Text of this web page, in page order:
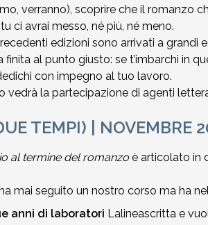
verranno), scoprire che il romanzo
ci avrai messo, né più, né meno.
edizioni sono arrivati a grandi
finita al punto giusto: se t’imbarchi in
con impegno al tuo lavoro.
vedrà la partecipazione di agenti
TEMPI) | NOVEMBRE
al termine del romanzo è articolato in
mai seguito un nostro corso ma ha
anni di laboratori Lalineascritta e